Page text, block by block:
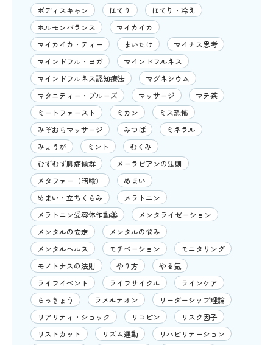
ボディスキャン
ほてり
ほてり・冷え
ホルモンバランス
マイカイカ
マイカイカ・ティー
まいたけ
マイナス思考
マインドフル・ヨガ
マインドフルネス
マインドフルネス認知療法
マグネシウム
マタニティー・ブルーズ
マッサージ
マテ茶
ミートファースト
ミカン
ミス恐怖
みぞおちマッサージ
みつば
ミネラル
みょうが
ミント
むくみ
むずむず脚症候群
メーラビアンの法則
メタファー（暗喩）
めまい
めまい・立ちくらみ
メラトニン
メラトニン受容体作動薬
メンタライゼーション
メンタルの安定
メンタルの悩み
メンタルヘルス
モチベーション
モニタリング
モノトナスの法則
やり方
やる気
ライフイベント
ライフサイクル
ラインケア
らっきょう
ラメルテオン
リーダーシップ理論
リアリティ・ショック
リコピン
リスク因子
リストカット
リズム運動
リハビリテーション